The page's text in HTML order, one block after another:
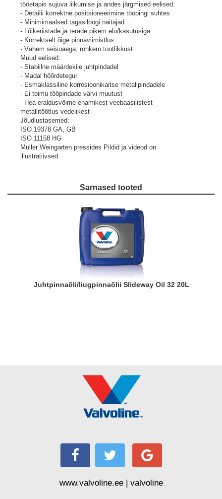
tööetapis sujuva liikumise ja andes järgmised eelised:
- Detailii korrektne positsioneerimine tööpingi suhtes
- Minimimaalsed tagasilöögi näitajad
- Lõikeriistade ja terade pikem elu/kasutusiga
- Korrektselt õige pinnaviimistlus
- Vähem seisuaega, rohkem tootlikkust
Muud eelised:
- Stabiilne määrdekile juhtpindadel
- Madal hõõrdetegur
- Esmaklassiline korrosioonikaitse metallpindadele
- Ei toimu tööpindade värvi muutust
- Hea eraldusvõime enamikest veebaasilistest
metallitöötlus vedelikest
Jõudlustasemed:
ISO 19378 GA, GB
ISO 11158 HG
Müller Weingarten pressides Pildid ja videod on
illustratiivsed.
Sarnased tooted
Juhtpinnaõli/liugpinnaõlii Slideway Oil 32 20L
www.valvoline.ee | valvoline